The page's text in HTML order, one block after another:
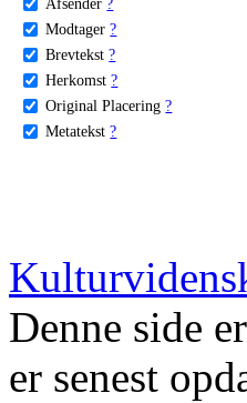
Modtager ?
Brevtekst ?
Herkomst ?
Original Placering ?
Metatekst ?
Denne side
er senest